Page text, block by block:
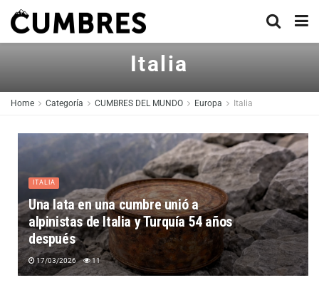
Italia
Home Categoría CUMBRES DEL MUNDO Europa Italia
ITALIA
Una lata en una cumbre unió a
alpinistas de Italia y Turquía 54 años
después
17/03/2026 11